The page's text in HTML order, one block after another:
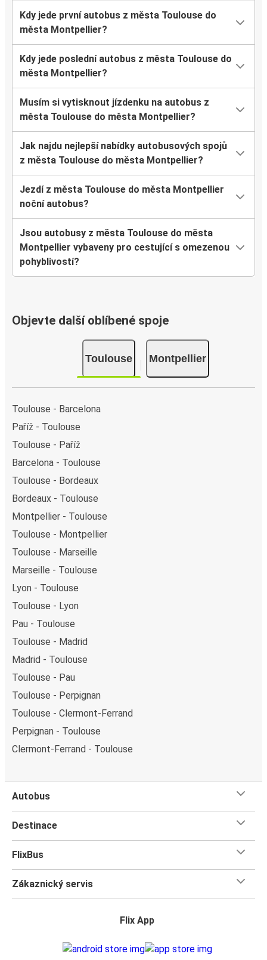
Kdy jede první autobus z města Toulouse do
města Montpellier?
Kdy jede poslední autobus z města Toulouse do
města Montpellier?
Musím si vytisknout jízdenku na autobus z
města Toulouse do města Montpellier?
Jak najdu nejlepší nabídky autobusových spojů
z města Toulouse do města Montpellier?
Jezdí z města Toulouse do města Montpellier
noční autobus?
Jsou autobusy z města Toulouse do města
Montpellier vybaveny pro cestující s omezenou
pohyblivostí?
Objevte další oblíbené spoje
Toulouse Montpellier
Toulouse - Barcelona
Paříž - Toulouse
Toulouse - Paříž
Barcelona - Toulouse
Toulouse - Bordeaux
Bordeaux - Toulouse
Montpellier - Toulouse
Toulouse - Montpellier
Toulouse - Marseille
Marseille - Toulouse
Lyon - Toulouse
Toulouse - Lyon
Pau - Toulouse
Toulouse - Madrid
Madrid - Toulouse
Toulouse - Pau
Toulouse - Perpignan
Toulouse - Clermont-Ferrand
Perpignan - Toulouse
Clermont-Ferrand - Toulouse
Autobus
Destinace
FlixBus
Zákaznický servis
Flix App